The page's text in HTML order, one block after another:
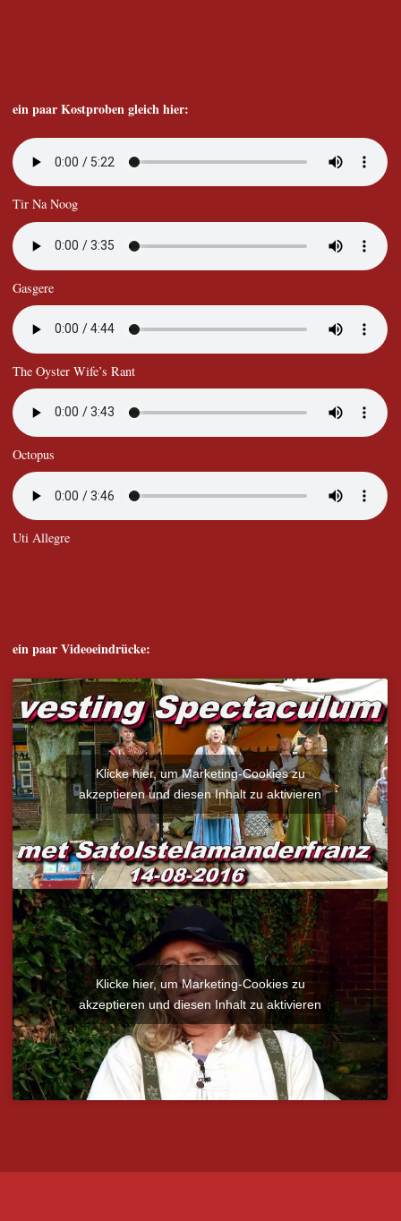
ein paar Kostproben gleich hier:
Tir Na Noog
Gasgere
The Oyster Wife’s Rant
Octopus
Uti Allegre
ein paar Videoeindrücke:
Klicke hier, um Marketing-Cookies zu
akzeptieren und diesen Inhalt zu aktivieren
Klicke hier, um Marketing-Cookies zu
akzeptieren und diesen Inhalt zu aktivieren